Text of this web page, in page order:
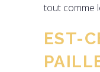
tout comme
EST-